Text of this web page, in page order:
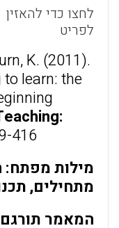
לחצו כדי להאזין
לפריט
K. (2011).
learn: the
416.
מילות מפתח:
מתחילים,
המאמר